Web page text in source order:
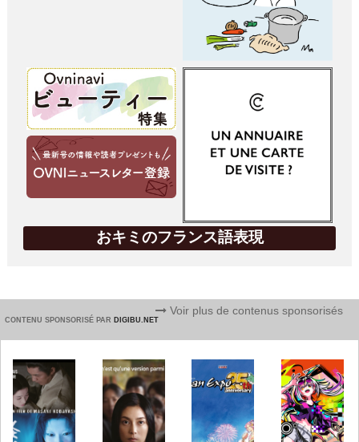
おキミのフランス語表現
CONTENU SPONSORISÉ PAR DIGIBU.NET
Voir plus de contenus sponsorisés